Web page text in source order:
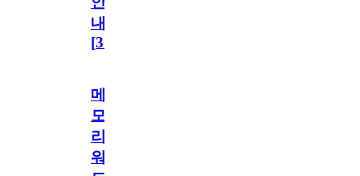
내
[31
메
모
리
워